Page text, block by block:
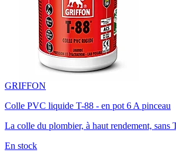
GRIFFON
Colle PVC liquide T-88 - en pot 6 A pinceau
La colle du plombier, à haut rendement, sans
En stock